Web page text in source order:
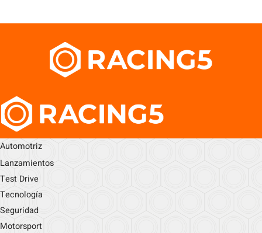
Automotriz
Lanzamientos
Test Drive
Tecnología
Seguridad
Motorsport